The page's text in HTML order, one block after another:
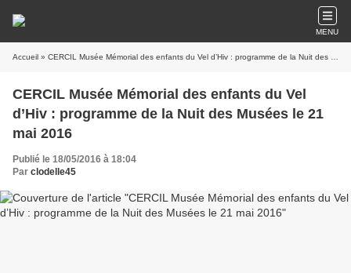
MENU
Accueil » CERCIL Musée Mémorial des enfants du Vel d’Hiv : programme de la Nuit des Musées le 21 mai 2016
CERCIL Musée Mémorial des enfants du Vel
d’Hiv : programme de la Nuit des Musées le 21
mai 2016
Publié le 18/05/2016 à 18:04
Par clodelle45